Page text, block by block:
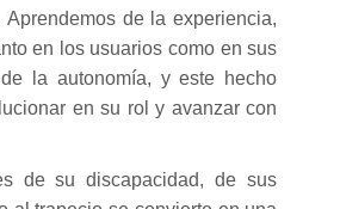
de la experiencia,
en los usuarios como en sus
la autonomía, y este hecho
en su rol y avanzar con
de su discapacidad, de sus